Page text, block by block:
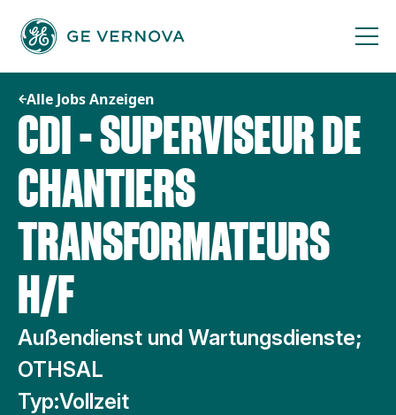
Inhalt
springen
Alle Jobs Anzeigen
CDI - SUPERVISEUR DE
CHANTIERS
TRANSFORMATEURS
H/F
Außendienst und Wartungsdienste;
OTHSAL
Typ:Vollzeit